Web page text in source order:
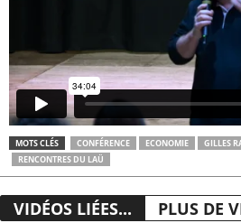
MOTS CLÉS CONFÉRENCE ECONOMIE GILLES
RENCONTRES DU LAÜ
VIDÉOS LIÉES... PLUS DE